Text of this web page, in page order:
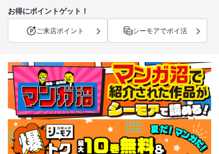
お得にポイントゲット！
ご来店ポイント シーモアでポイ活